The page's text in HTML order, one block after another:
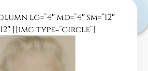
lg=”4″ md=”4″ sm=”12″
][img type=”circle”]